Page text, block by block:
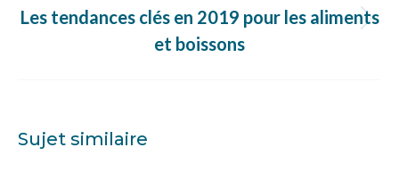
Article
suivant
Les tendances clés en 2019 pour les aliments
et boissons
Sujet similaire